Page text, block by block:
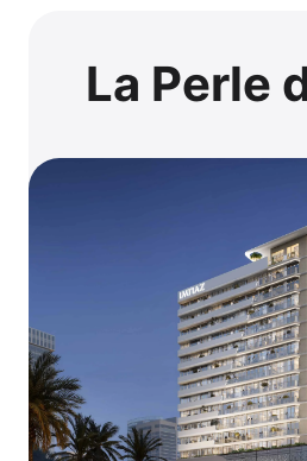
La Perle